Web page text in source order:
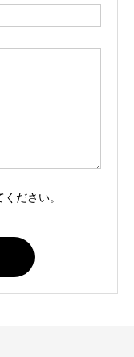
ださい。